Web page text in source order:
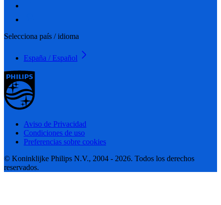
Selecciona país / idioma
España / Español
Aviso de Privacidad
Condiciones de uso
Preferencias sobre cookies
© Koninklijke Philips N.V., 2004 - 2026. Todos los derechos
reservados.